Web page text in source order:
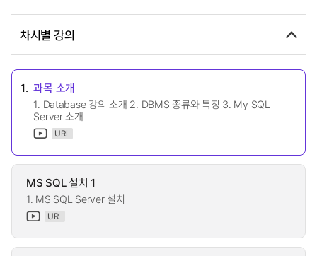
차시별 강의
1. 과목 소개
1. Database 강의 소개 2. DBMS 종류와 특징 3. My SQL
Server 소개
URL
MS SQL 설치 1
1. MS SQL Server 설치
URL